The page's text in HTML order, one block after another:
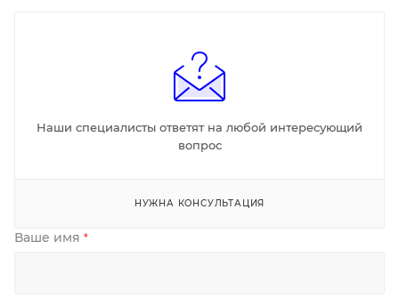
Наши специалисты ответят на любой интересующий
вопрос
НУЖНА КОНСУЛЬТАЦИЯ
Ваше имя *